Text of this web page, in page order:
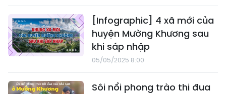
[Infographic] 4 xã mới của
huyện Mường Khương sau
khi sáp nhập
05/05/2025 8:00
Sôi nổi phong trào thi đua